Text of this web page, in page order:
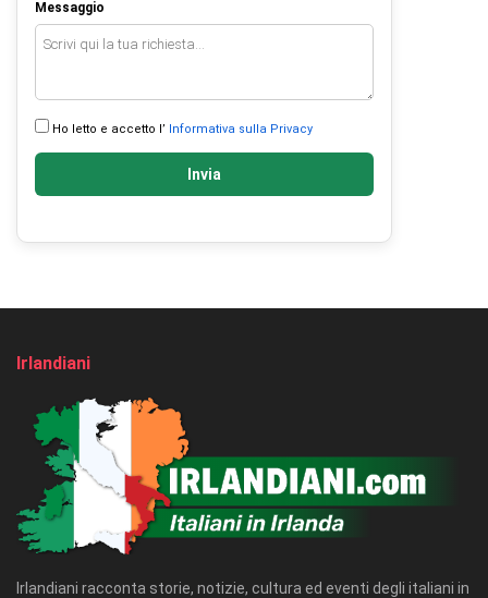
Messaggio
Ho letto e accetto l’ Informativa sulla Privacy
Invia
Irlandiani
Irlandiani racconta storie, notizie, cultura ed eventi degli italiani in